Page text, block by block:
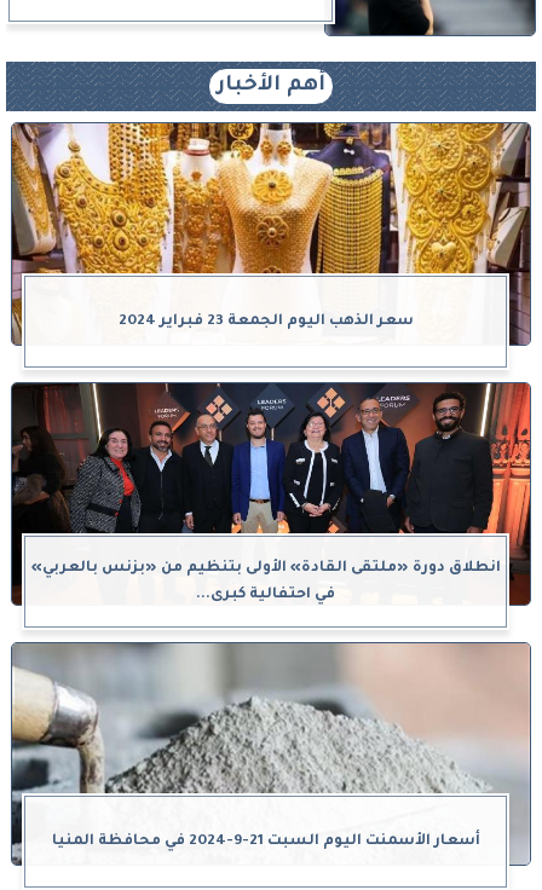
أهم الأخبار
سعر الذهب اليوم الجمعة 23 فبراير 2024
انطلاق دورة «ملتقى القادة» الأولى بتنظيم من «بزنس بالعربي»
في احتفالية كبرى...
أسعار الأسمنت اليوم السبت 21-9-2024 في محافظة المنيا